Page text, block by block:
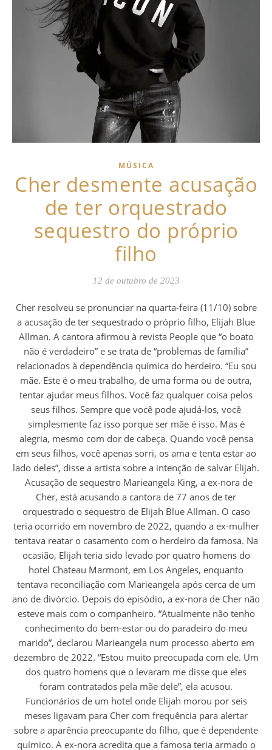
MÚSICA
Cher desmente acusação
de ter orquestrado
sequestro do próprio
filho
12 de outubro de 2023
Cher resolveu se pronunciar na quarta-feira (11/10) sobre
a acusação de ter sequestrado o próprio filho, Elijah Blue
Allman. A cantora afirmou à revista People que “o boato
não é verdadeiro” e se trata de “problemas de família”
relacionados à dependência química do herdeiro. “Eu sou
mãe. Este é o meu trabalho, de uma forma ou de outra,
tentar ajudar meus filhos. Você faz qualquer coisa pelos
seus filhos. Sempre que você pode ajudá-los, você
simplesmente faz isso porque ser mãe é isso. Mas é
alegria, mesmo com dor de cabeça. Quando você pensa
em seus filhos, você apenas sorri, os ama e tenta estar ao
lado deles”, disse a artista sobre a intenção de salvar Elijah.
Acusação de sequestro Marieangela King, a ex-nora de
Cher, está acusando a cantora de 77 anos de ter
orquestrado o sequestro de Elijah Blue Allman. O caso
teria ocorrido em novembro de 2022, quando a ex-mulher
tentava reatar o casamento com o herdeiro da famosa. Na
ocasião, Elijah teria sido levado por quatro homens do
hotel Chateau Marmont, em Los Angeles, enquanto
tentava reconciliação com Marieangela após cerca de um
ano de divórcio. Depois do episódio, a ex-nora de Cher não
esteve mais com o companheiro. “Atualmente não tenho
conhecimento do bem-estar ou do paradeiro do meu
marido”, declarou Marieangela num processo aberto em
dezembro de 2022. “Estou muito preocupada com ele. Um
dos quatro homens que o levaram me disse que eles
foram contratados pela mãe dele”, ela acusou.
Funcionários de um hotel onde Elijah morou por seis
meses ligavam para Cher com frequência para alertar
sobre a aparência preocupante do filho, que é dependente
químico. A ex-nora acredita que a famosa teria armado o